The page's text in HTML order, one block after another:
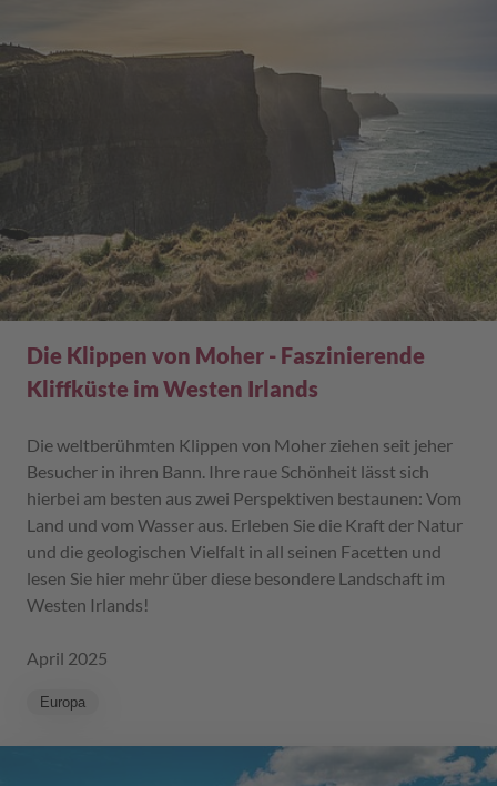
Die Klippen von Moher - Faszinierende
Kliffküste im Westen Irlands
Die weltberühmten Klippen von Moher ziehen seit jeher
Besucher in ihren Bann. Ihre raue Schönheit lässt sich
hierbei am besten aus zwei Perspektiven bestaunen: Vom
Land und vom Wasser aus. Erleben Sie die Kraft der Natur
und die geologischen Vielfalt in all seinen Facetten und
lesen Sie hier mehr über diese besondere Landschaft im
Westen Irlands!
April 2025
Europa